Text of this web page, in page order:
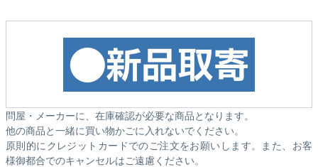
問屋・メーカーに、在庫確認が必要な商品となります。
他の商品と一緒に買い物かごに入れないでください。
原則的にクレジットカードでのご注文をお願いします。また、お客
様御都合でのキャンセルはご遠慮ください。